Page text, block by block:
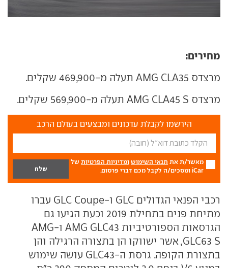
מחירים:
מרצדס AMG CLA35 תעלה מ-469,900 שקלים.
מרצדס AMG CLA45 S תעלה מ-569,900 שקלים.
הירשמו לקבלת עדכונים ומבצעים בעולם הרכב
מאשר/ת את תנאי השימוש ומדיניות הפרטיות של
iCar ומסכים/ה לקבל מכם דברי פרסום.
רכבי הפנאי הגדולים GLC ו-GLC Coupe עברו
מתיחת פנים בתחילת 2019 וכעת הגיעו גם
הגרסאות הספורטיביות AMG GLC43 ו-AMG
GLC63 S, אשר ישווקו הן בתצורה הרגילה והן
בתצורת הקופה. גרסת ה-GLC43 עושה שימוש